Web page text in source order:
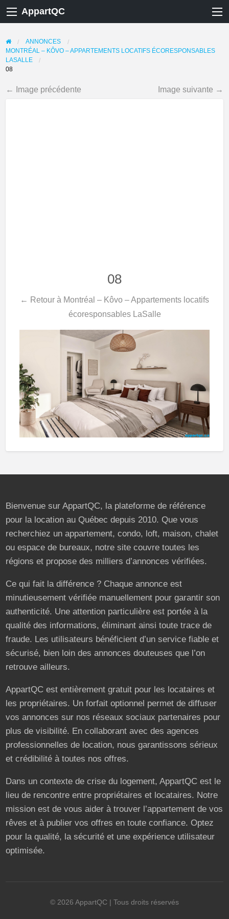
AppartQC
ANNONCES
MONTRÉAL – KÔVO – APPARTEMENTS LOCATIFS ÉCORESPONSABLES
LASALLE
08
← Image précédente Image suivante →
08
← Retour à Montréal – Kôvo – Appartements locatifs
écoresponsables LaSalle
Bienvenue sur AppartQC, la plateforme de référence
pour la location au Québec depuis 2010. Que vous
recherchiez un appartement, condo, loft, maison, chalet
ou espace de bureaux, notre site couvre toutes les
régions et propose des milliers d’annonces vérifiées.
Ce qui fait la différence ? Chaque annonce est
minutieusement vérifiée manuellement pour garantir son
authenticité. Une attention particulière est portée à la
qualité des informations, éliminant ainsi toute trace de
fraude. Les utilisateurs bénéficient d’un service fiable et
sécurisé, bien loin des annonces douteuses que l’on
retrouve ailleurs.
AppartQC est entièrement gratuit pour les locataires et
les propriétaires. Un forfait optionnel permet de diffuser
vos annonces sur nos réseaux sociaux partenaires pour
plus de visibilité. En collaborant avec des agences
professionnelles de location, nous garantissons sérieux
et crédibilité à toutes nos offres.
Dans un contexte de crise du logement, AppartQC est le
lieu de rencontre entre propriétaires et locataires. Notre
mission est de vous aider à trouver l’appartement de vos
rêves et à publier vos offres en toute confiance. Optez
pour la qualité, la sécurité et une expérience utilisateur
optimisée.
© 2026 AppartQC | Tous droits réservés